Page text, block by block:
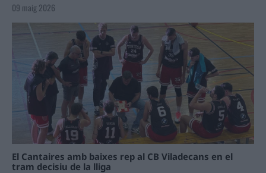
09 maig 2026
El Cantaires amb baixes rep al CB Viladecans en el
tram decisiu de la lliga